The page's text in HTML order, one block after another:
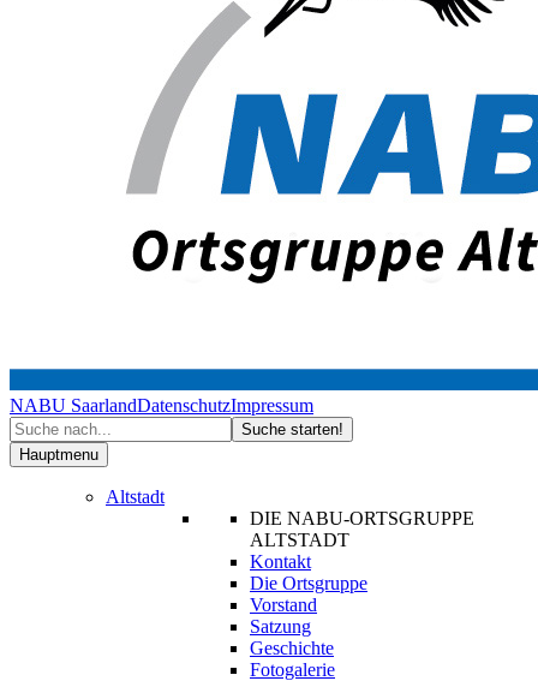
NABU SaarlandDatenschutzImpressum
Hauptmenu
Altstadt
DIE NABU-ORTSGRUPPE
ALTSTADT
Kontakt
Die Ortsgruppe
Vorstand
Satzung
Geschichte
Fotogalerie